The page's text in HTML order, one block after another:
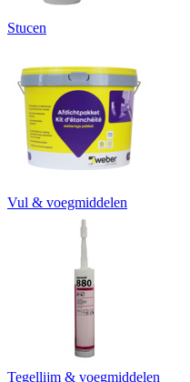
Stucen
Vul & voegmiddelen
Tegellijm & voegmiddelen